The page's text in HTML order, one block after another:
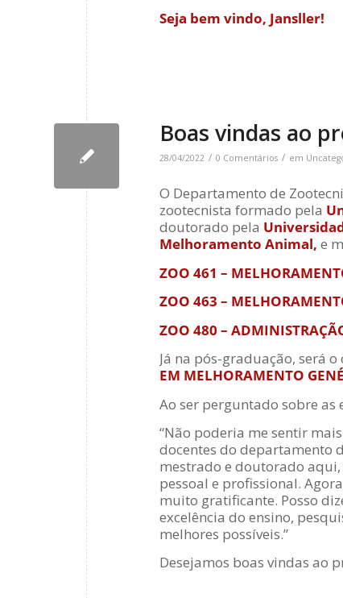
Seja bem vindo, Jansller!
Boas vindas ao
28/04/2022 / 0 Comentários / em
O Departamento de
zootecnista formado pela
doutorado pela
Melhoramento Animal, e
ZOO 461 –
ZOO 463 –
ZOO 480 –
Já na pós-graduação, será
EM MELHORAMENTO
Ao ser perguntado sobre as
“Não poderia me sentir
docentes do departamento
mestrado e doutorado
pessoal e profissional.
muito gratificante. Posso
excelência do ensino,
melhores possíveis.”
Desejamos boas vindas ao